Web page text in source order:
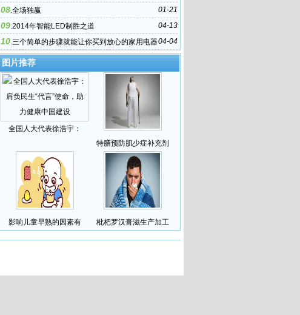
01-21
08.全场独赢
04-13
09.2014年智能LED制胜之道
04-04
10.三个简单的步骤就能让你买到放心的家用电器
图片推荐
全国人大代表徐浩宇：
特膳预防肌少症补充剂
影响儿童早熟的因素有 枇杷罗汉膏滋生产加工